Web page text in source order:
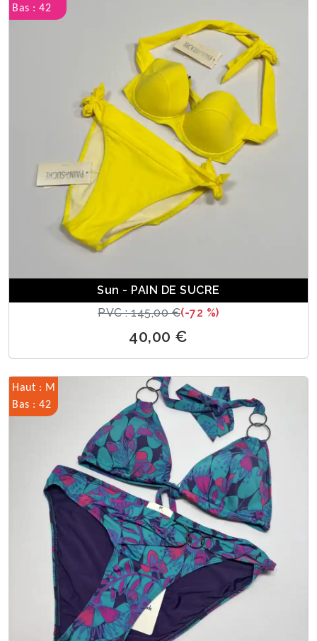
Bas : 42
Sun - PAIN DE SUCRE
PVC : 145,00 €(-72 %)
40,00 €
Haut : M
Bas : 42